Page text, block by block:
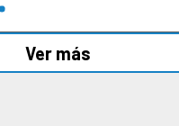
Ver más